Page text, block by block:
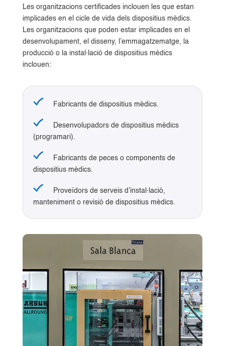
Les organitzacions certificades inclouen les que estan
implicades en el cicle de vida dels dispositius mèdics.
Les organitzacions que poden estar implicades en el
desenvolupament, el disseny, l’emmagatzematge, la
producció o la instal·lació de dispositius mèdics
inclouen:
Fabricants de dispositius mèdics.
Desenvolupadors de dispositius mèdics
(programari).
Fabricants de peces o components de
dispositius mèdics.
Proveïdors de serveis d’instal·lació,
manteniment o revisió de dispositius mèdics.